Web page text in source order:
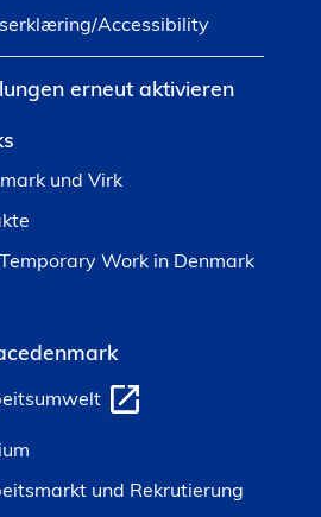
Accessibility
erneut aktivieren
und Virk
Work in Denmark
und Rekrutierung